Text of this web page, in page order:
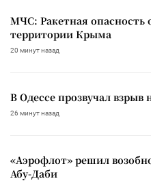
МЧС: Ракетная опасность
территории Крыма
20 минут назад
В Одессе прозвучал
26 минут назад
«Аэрофлот» решил
Абу-Даби